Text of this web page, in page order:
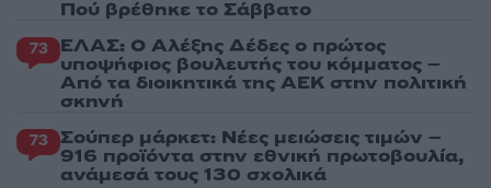
Πού βρέθηκε το Σάββατο
73 ΕΛΑΣ: Ο Αλέξης Δέδες ο πρώτος
υποψήφιος βουλευτής του κόμματος –
Από τα διοικητικά της ΑΕΚ στην πολιτική
σκηνή
73 Σούπερ μάρκετ: Νέες μειώσεις τιμών –
916 προϊόντα στην εθνική πρωτοβουλία,
ανάμεσά τους 130 σχολικά